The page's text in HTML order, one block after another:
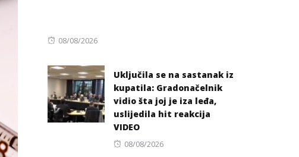
Posted
08/08/2026
Uključila se na sastanak iz
kupatila: Gradonačelnik
vidio šta joj je iza leđa,
uslijedila hit reakcija
VIDEO
Posted
08/08/2026